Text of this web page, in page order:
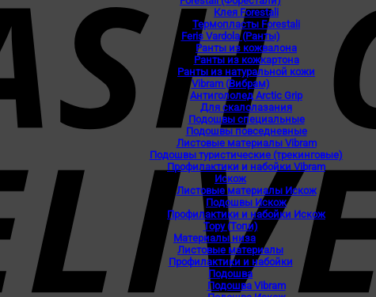
Клея Forestali
Термопласты Forestali
Feris Vardola (Ранты)
Ранты из кожвалона
Ранты из кожкартона
Ранты из натуральной кожи
Vibram (Вибрам)
Антигололед Arctic Grip
Для скалолазания
Подошвы специальные
Подошвы повседневные
Листовые материалы Vibram
Подошвы туристические (трекинговые)
Профилактики и набойки Vibram
Искож
Листовые материалы Искож
Подошвы Искож
Профилактики и набойки Искож
Topy (Топи)
Материалы низа
Листовые материалы
Профилактики и набойки
Подошва
Подошва Vibram